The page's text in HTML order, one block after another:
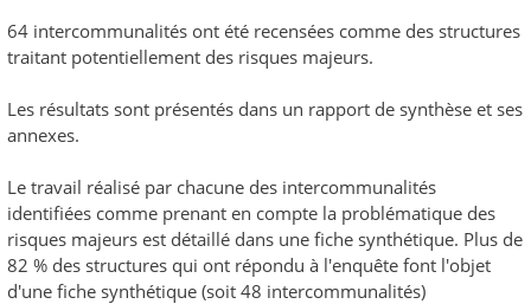
64 intercommunalités ont été recensées comme des structures
traitant potentiellement des risques majeurs.
Les résultats sont présentés dans un rapport de synthèse et ses
annexes.
Le travail réalisé par chacune des intercommunalités
identifiées comme prenant en compte la problématique des
risques majeurs est détaillé dans une fiche synthétique. Plus de
82 % des structures qui ont répondu à l'enquête font l'objet
d'une fiche synthétique (soit 48 intercommunalités)